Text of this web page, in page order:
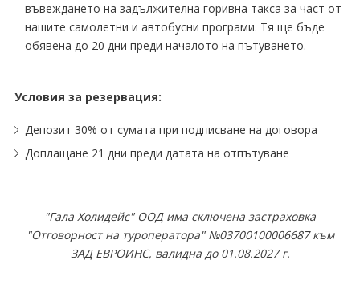
въвеждането на задължителна горивна такса за част от
нашите самолетни и автобусни програми. Тя ще бъде
обявена до 20 дни преди началото на пътуването.
Условия за резервация:
Депозит 30% от сумата при подписване на договора
Доплащане 21 дни преди датата на отпътуване
"Гала Холидейс" ООД има сключена застраховка
"Отговорност на туроператора" №03700100006687 към
ЗАД ЕВРОИНС, валидна до 01.08.2027 г.